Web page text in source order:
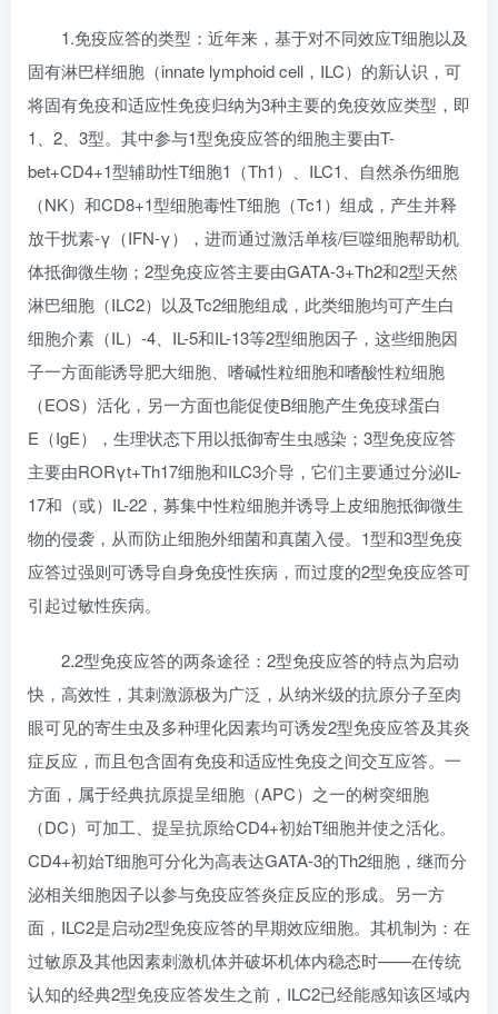
1.免疫应答的类型：近年来，基于对不同效应T细胞以及
固有淋巴样细胞（innate lymphoid cell，ILC）的新认识，可
将固有免疫和适应性免疫归纳为3种主要的免疫效应类型，即
1、2、3型。其中参与1型免疫应答的细胞主要由T-
bet+CD4+1型辅助性T细胞1（Th1）、ILC1、自然杀伤细胞
（NK）和CD8+1型细胞毒性T细胞（Tc1）组成，产生并释
放干扰素-γ（IFN-γ），进而通过激活单核/巨噬细胞帮助机
体抵御微生物；2型免疫应答主要由GATA-3+Th2和2型天然
淋巴细胞（ILC2）以及Tc2细胞组成，此类细胞均可产生白
细胞介素（IL）-4、IL-5和IL-13等2型细胞因子，这些细胞因
子一方面能诱导肥大细胞、嗜碱性粒细胞和嗜酸性粒细胞
（EOS）活化，另一方面也能促使B细胞产生免疫球蛋白
E（IgE），生理状态下用以抵御寄生虫感染；3型免疫应答
主要由RORγt+Th17细胞和ILC3介导，它们主要通过分泌IL-
17和（或）IL-22，募集中性粒细胞并诱导上皮细胞抵御微生
物的侵袭，从而防止细胞外细菌和真菌入侵。1型和3型免疫
应答过强则可诱导自身免疫性疾病，而过度的2型免疫应答可
引起过敏性疾病。
2.2型免疫应答的两条途径：2型免疫应答的特点为启动
快，高效性，其刺激源极为广泛，从纳米级的抗原分子至肉
眼可见的寄生虫及多种理化因素均可诱发2型免疫应答及其炎
症反应，而且包含固有免疫和适应性免疫之间交互应答。一
方面，属于经典抗原提呈细胞（APC）之一的树突细胞
（DC）可加工、提呈抗原给CD4+初始T细胞并使之活化。
CD4+初始T细胞可分化为高表达GATA-3的Th2细胞，继而分
泌相关细胞因子以参与免疫应答炎症反应的形成。另一方
面，ILC2是启动2型免疫应答的早期效应细胞。其机制为：在
过敏原及其他因素刺激机体并破坏机体内稳态时——在传统
认知的经典2型免疫应答发生之前，ILC2已经能感知该区域内